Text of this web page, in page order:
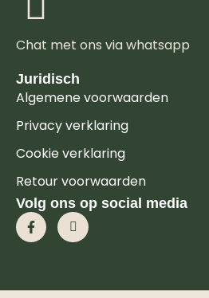
Chat met ons via whatsapp
Juridisch
Algemene voorwaarden
Privacy verklaring
Cookie verklaring
Retour voorwaarden
Volg ons op social media